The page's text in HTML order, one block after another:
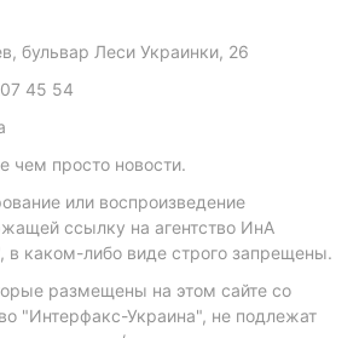
бульвар Леси Украинки, 26
45 54
чем просто новости.
или воспроизведение
ссылку на агентство ИнА
в каком-либо виде строго запрещены.
размещены на этом сайте со
"Интерфакс-Украина", не подлежат